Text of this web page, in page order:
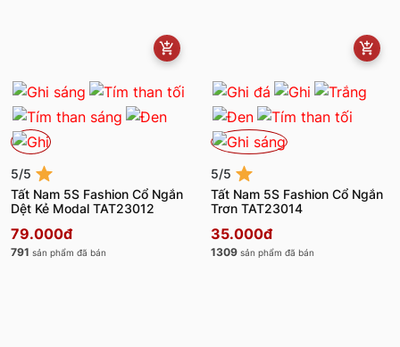
5/5
Tất Nam 5S Fashion Cổ Ngắn
Dệt Kẻ Modal TAT23012
79.000đ
791 sản phẩm đã bán
5/5
Tất Nam 5S Fashion Cổ Ngắn
Trơn TAT23014
35.000đ
1309 sản phẩm đã bán